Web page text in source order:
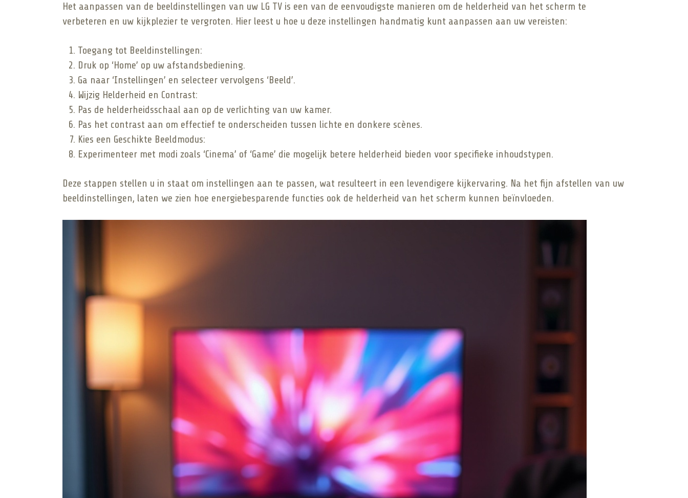
Het aanpassen van de beeldinstellingen van uw LG TV is een van de eenvoudigste manieren om de helderheid van het scherm te
verbeteren en uw kijkplezier te vergroten. Hier leest u hoe u deze instellingen handmatig kunt aanpassen aan uw vereisten:
Toegang tot Beeldinstellingen:
Druk op ‘Home’ op uw afstandsbediening.
Ga naar ‘Instellingen’ en selecteer vervolgens ‘Beeld’.
Wijzig Helderheid en Contrast:
Pas de helderheidsschaal aan op de verlichting van uw kamer.
Pas het contrast aan om effectief te onderscheiden tussen lichte en donkere scènes.
Kies een Geschikte Beeldmodus:
Experimenteer met modi zoals ‘Cinema’ of ‘Game’ die mogelijk betere helderheid bieden voor specifieke inhoudstypen.
Deze stappen stellen u in staat om instellingen aan te passen, wat resulteert in een levendigere kijkervaring. Na het fijn afstellen van uw
beeldinstellingen, laten we zien hoe energiebesparende functies ook de helderheid van het scherm kunnen beïnvloeden.